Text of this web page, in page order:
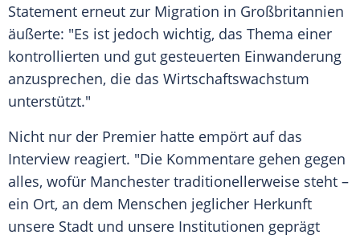
Statement erneut zur Migration in Großbritannien
äußerte: "Es ist jedoch wichtig, das Thema einer
kontrollierten und gut gesteuerten Einwanderung
anzusprechen, die das Wirtschaftswachstum
unterstützt."
Nicht nur der Premier hatte empört auf das
Interview reagiert. "Die Kommentare gehen gegen
alles, wofür Manchester traditionellerweise steht –
ein Ort, an dem Menschen jeglicher Herkunft
unsere Stadt und unsere Institutionen geprägt